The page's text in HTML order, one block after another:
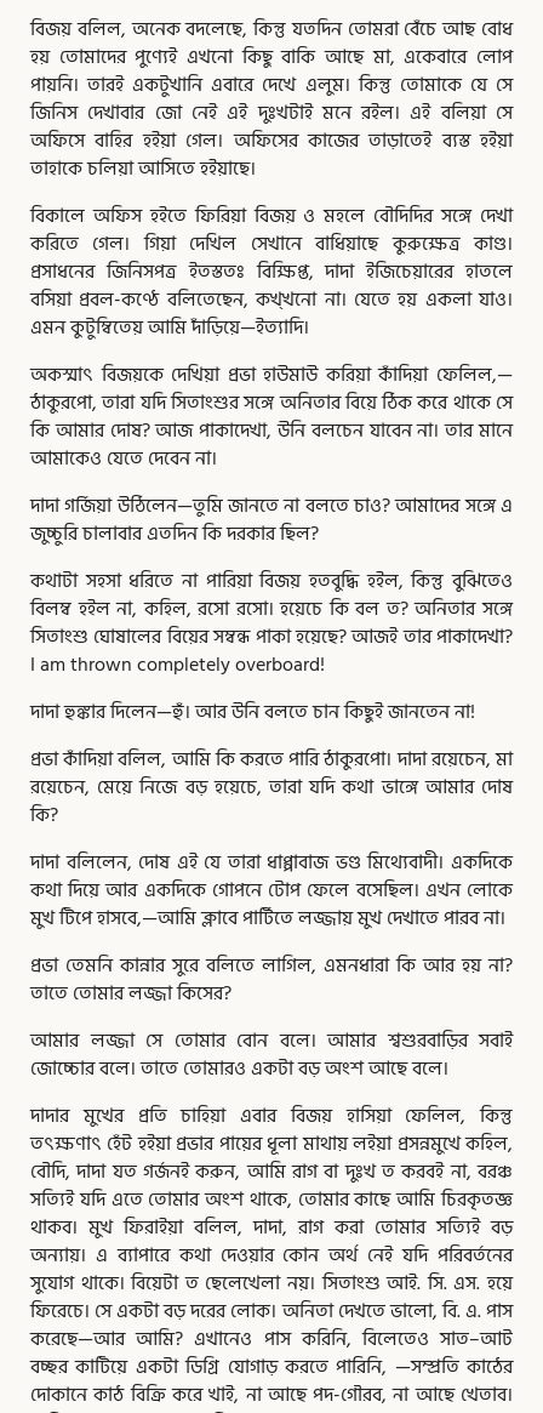
বিজয় বলিল, অনেক বদলেছে, কিন্তু যতদিন তোমরা বেঁচে আছ বোধ
হয় তোমাদের পুণ্যেই এখনো কিছু বাকি আছে মা, একেবারে লোপ
পায়নি। তারই একটুখানি এবারে দেখে এলুম। কিন্তু তোমাকে যে সে
জিনিস দেখাবার জো নেই এই দুঃখটাই মনে রইল। এই বলিয়া সে
অফিসে বাহির হইয়া গেল। অফিসের কাজের তাড়াতেই ব্যস্ত হইয়া
তাহাকে চলিয়া আসিতে হইয়াছে।
বিকালে অফিস হইতে ফিরিয়া বিজয় ও মহলে বৌদিদির সঙ্গে দেখা
করিতে গেল। গিয়া দেখিল সেখানে বাধিয়াছে কুরুক্ষেত্র কাণ্ড।
প্রসাধনের জিনিসপত্র ইতস্ততঃ বিক্ষিপ্ত, দাদা ইজিচেয়ারের হাতলে
বসিয়া প্রবল-কণ্ঠে বলিতেছেন, কখ্‌খনো না। যেতে হয় একলা যাও।
এমন কুটুম্বিতেয় আমি দাঁড়িয়ে—ইত্যাদি।
অকস্মাৎ বিজয়কে দেখিয়া প্রভা হাউমাউ করিয়া কাঁদিয়া ফেলিল,—
ঠাকুরপো, তারা যদি সিতাংশুর সঙ্গে অনিতার বিয়ে ঠিক করে থাকে সে
কি আমার দোষ? আজ পাকাদেখা, উনি বলচেন যাবেন না। তার মানে
আমাকেও যেতে দেবেন না।
দাদা গর্জিয়া উঠিলেন—তুমি জানতে না বলতে চাও? আমাদের সঙ্গে এ
জুচ্চুরি চালাবার এতদিন কি দরকার ছিল?
কথাটা সহসা ধরিতে না পারিয়া বিজয় হতবুদ্ধি হইল, কিন্তু বুঝিতেও
বিলম্ব হইল না, কহিল, রসো রসো। হয়েচে কি বল ত? অনিতার সঙ্গে
সিতাংশু ঘোষালের বিয়ের সম্বন্ধ পাকা হয়েছে? আজই তার পাকাদেখা?
I am thrown completely overboard!
দাদা হুঙ্কার দিলেন—হুঁ। আর উনি বলতে চান কিছুই জানতেন না!
প্রভা কাঁদিয়া বলিল, আমি কি করতে পারি ঠাকুরপো। দাদা রয়েচেন, মা
রয়েচেন, মেয়ে নিজে বড় হয়েচে, তারা যদি কথা ভাঙ্গে আমার দোষ
কি?
দাদা বলিলেন, দোষ এই যে তারা ধাপ্পাবাজ ভণ্ড মিথ্যেবাদী। একদিকে
কথা দিয়ে আর একদিকে গোপনে টোপ ফেলে বসেছিল। এখন লোকে
মুখ টিপে হাসবে,—আমি ক্লাবে পার্টিতে লজ্জায় মুখ দেখাতে পারব না।
প্রভা তেমনি কান্নার সুরে বলিতে লাগিল, এমনধারা কি আর হয় না?
তাতে তোমার লজ্জা কিসের?
আমার লজ্জা সে তোমার বোন বলে। আমার শ্বশুরবাড়ির সবাই
জোচ্চোর বলে। তাতে তোমারও একটা বড় অংশ আছে বলে।
দাদার মুখের প্রতি চাহিয়া এবার বিজয় হাসিয়া ফেলিল, কিন্তু
তৎক্ষণাৎ হেঁট হইয়া প্রভার পায়ের ধূলা মাথায় লইয়া প্রসন্নমুখে কহিল,
বৌদি, দাদা যত গর্জনই করুন, আমি রাগ বা দুঃখ ত করবই না, বরঞ্চ
সত্যিই যদি এতে তোমার অংশ থাকে, তোমার কাছে আমি চিরকৃতজ্ঞ
থাকব। মুখ ফিরাইয়া বলিল, দাদা, রাগ করা তোমার সত্যিই বড়
অন্যায়। এ ব্যাপারে কথা দেওয়ার কোন অর্থ নেই যদি পরিবর্তনের
সুযোগ থাকে। বিয়েটা ত ছেলেখেলা নয়। সিতাংশু আই. সি. এস. হয়ে
ফিরেচে। সে একটা বড় দরের লোক। অনিতা দেখতে ভালো, বি. এ. পাস
করেছে—আর আমি? এখানেও পাস করিনি, বিলেতেও সাত–আট
বচ্ছর কাটিয়ে একটা ডিগ্রি যোগাড় করতে পারিনি, —সম্প্রতি কাঠের
দোকানে কাঠ বিক্রি করে খাই, না আছে পদ-গৌরব, না আছে খেতাব।